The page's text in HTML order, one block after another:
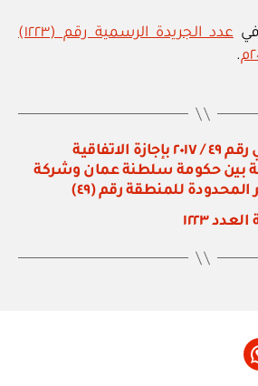
عدد الجريدة الرسمية رقم (١٢٢٣)
.
مرسوم سلطاني رقم ٤٩ / ٢٠١٧ بإجازة الاتفاقية
بين حكومة سلطنة عمان وشركة
المحدودة للمنطقة رقم (٤٩)
١٢٢٣